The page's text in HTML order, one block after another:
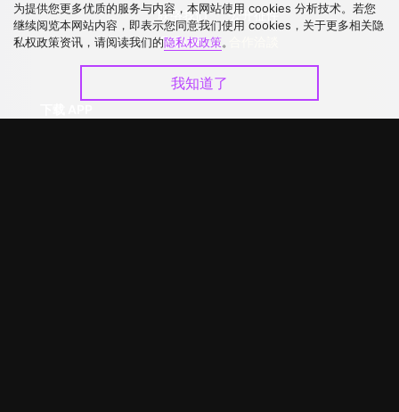
联络我们
升级VIP
公开征件
为提供您更多优质的服务与内容，本网站使用 cookies 分析技术。若您
继续阅览本网站内容，即表示您同意我们使用 cookies，关于更多相关隐
私权政策资讯，请阅读我们的隐私权政策。
我知道了